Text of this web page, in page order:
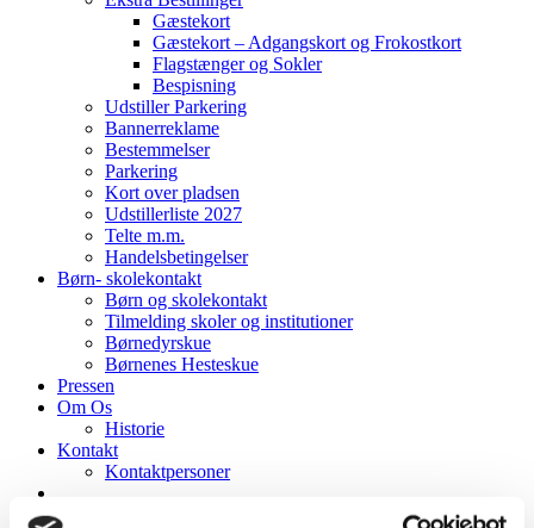
Gæstekort
Gæstekort – Adgangskort og Frokostkort
Flagstænger og Sokler
Bespisning
Udstiller Parkering
Bannerreklame
Bestemmelser
Parkering
Kort over pladsen
Udstillerliste 2027
Telte m.m.
Handelsbetingelser
Børn- skolekontakt
Børn og skolekontakt
Tilmelding skoler og institutioner
Børnedyrskue
Børnenes Hesteskue
Pressen
Om Os
Historie
Kontakt
Kontaktpersoner